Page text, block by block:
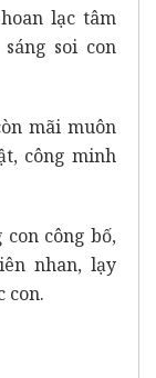
lạc tâm
soi con
mãi muôn
công minh
công bố,
nhan, lạy
con.